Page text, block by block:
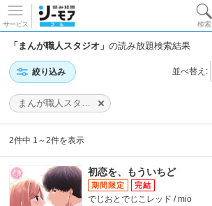
サービス 検索
「まんが職人スタジオ」の読み放題検索結果
絞り込み 並べ替え:
まんが職人スタジオ
2件中 1～2件を表示
初恋を、もういちど
でじおとでじこレッド / mio